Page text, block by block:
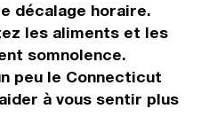
décalage horaire.
les aliments et les
somnolence.
peu le Connecticut
à vous sentir plus